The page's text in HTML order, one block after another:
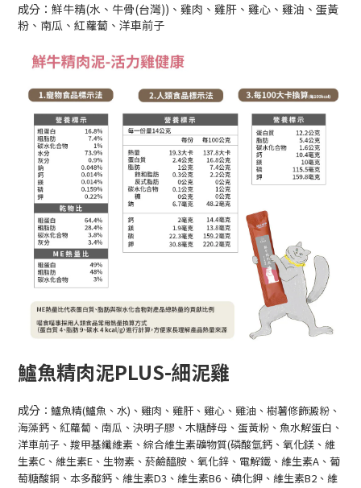
成分：鮮牛精(水、牛骨(台灣))、雞肉、雞肝、雞心、雞油、蛋黃
粉、南瓜、紅蘿蔔、洋車前子
鱸魚精肉泥PLUS-細泥雞
成分 ： 鱸魚精(鱸魚、水)、雞肉、雞肝、雞心、雞油、樹薯修飾澱粉、
海藻鈣、紅蘿蔔、南瓜、決明子膠、木糖酵母、蛋黃粉、魚水解蛋白、
洋車前子、羧甲基纖維素、綜合維生素礦物質(磷酸氫鈣、氧化鎂、維
生素C、維生素E、生物素、菸鹼醯胺、氧化鋅、電解鐵、維生素A、葡
萄糖酸銅、本多酸鈣、維生素D3、維生素B6、碘化鉀、維生素B2、維